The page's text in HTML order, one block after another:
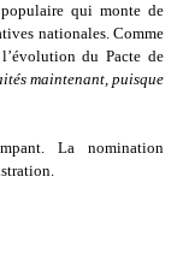
qui monte de
nationales. Comme
du Pacte de
maintenant, puisque
La nomination